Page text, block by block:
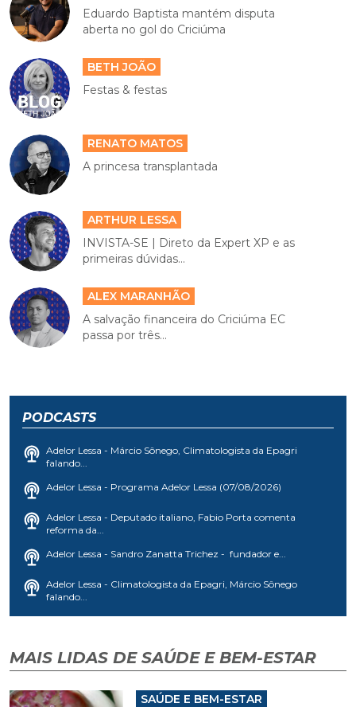
Eduardo Baptista mantém disputa
aberta no gol do Criciúma
BETH JOÃO
Festas & festas
RENATO MATOS
A princesa transplantada
ARTHUR LESSA
INVISTA-SE | Direto da Expert XP e as
primeiras dúvidas...
ALEX MARANHÃO
A salvação financeira do Criciúma EC
passa por três...
PODCASTS
Adelor Lessa - Márcio Sônego, Climatologista da Epagri
falando...
Adelor Lessa - Programa Adelor Lessa (07/08/2026)
Adelor Lessa - Deputado italiano, Fabio Porta comenta
reforma da...
Adelor Lessa - Sandro Zanatta Trichez - fundador e...
Adelor Lessa - Climatologista da Epagri, Márcio Sônego
falando...
MAIS LIDAS DE SAÚDE E BEM-ESTAR
SAÚDE E BEM-ESTAR